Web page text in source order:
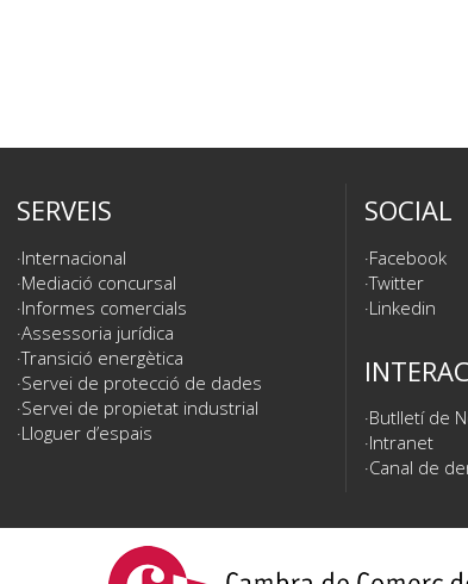
SERVEIS
Internacional
Mediació concursal
Informes comercials
Assessoria jurídica
Transició energètica
Servei de protecció de dades
Servei de propietat industrial
Lloguer d’espais
SOCIAL
Facebook
Twitter
Linkedin
Butlletí de
Intranet
Canal de